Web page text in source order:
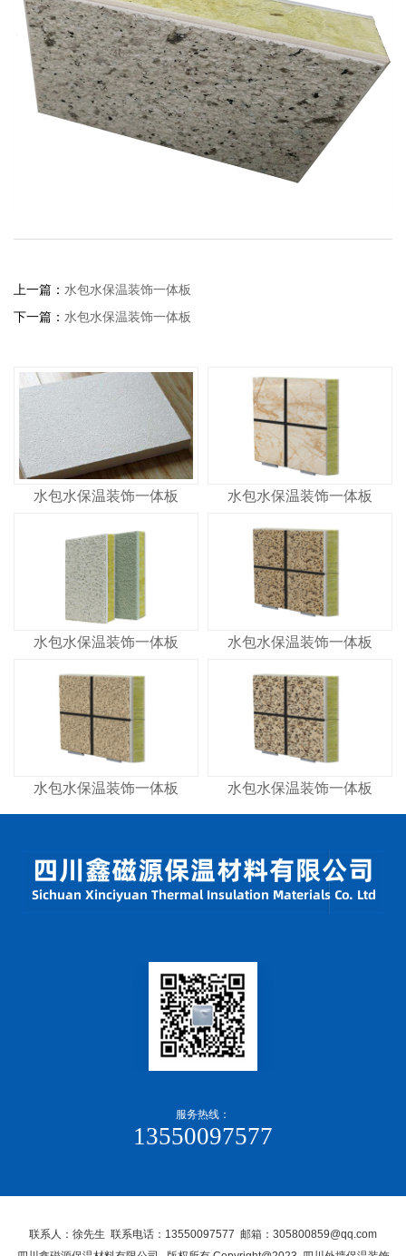
上一篇： 水包水保温装饰一体板
下一篇： 水包水保温装饰一体板
水包水保温装饰一体板 水包水保温装饰一体板
水包水保温装饰一体板 水包水保温装饰一体板
水包水保温装饰一体板 水包水保温装饰一体板
服务热线：
13550097577
联系人：徐先生 联系电话：13550097577 邮箱：305800859@qq.com